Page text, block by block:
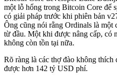
một lỗ hổng trong Bitcoin Core để
có giải pháp trước khi phiên bản
Ông cũng nói rằng Ordinals là một
từ đầu. Một khi được nâng cấp, có
không còn tồn tại nữa.
Rõ ràng là các thợ đào không thích
được hơn 142 tỷ USD phí.